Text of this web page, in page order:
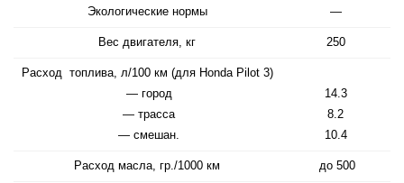
Экологические нормы —
Вес двигателя, кг 250
Расход топлива, л/100 км (для Honda Pilot 3)
— город
— трасса
— смешан.
14.3
8.2
10.4
Расход масла, гр./1000 км до 500